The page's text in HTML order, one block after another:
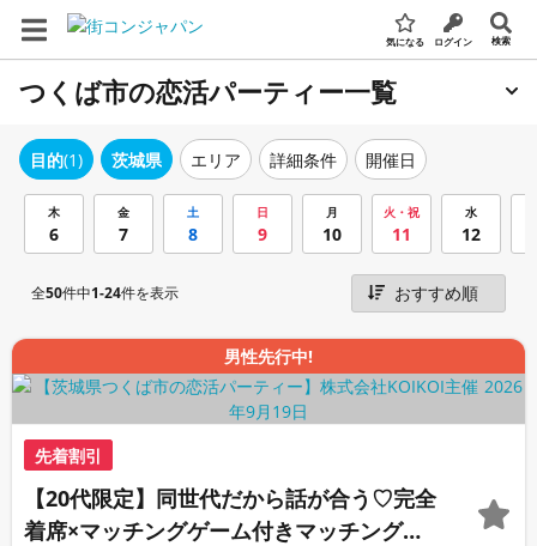
気になる ログイン 検索
つくば市の恋活パーティー一覧
目的(1) 茨城県 エリア 詳細条件 開催日
木
6
金
7
土
8
日
9
月
10
火・祝
11
水
12
全50件中1-24件を表示
男性先行中!
先着割引
【20代限定】同世代だから話が合う♡完全
着席×マッチングゲーム付きマッチングコ